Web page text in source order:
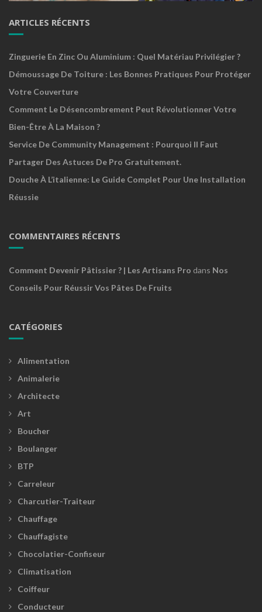
ARTICLES RÉCENTS
Zinguerie En Zinc Ou Aluminium : Quel Matériau Privilégier ?
Démoussage De Toiture : Les Bonnes Pratiques Pour Protéger
Votre Couverture
Comment Le Désencombrement Peut Révolutionner Votre
Bien-Être À La Maison ?
Service De Community Management : Pourquoi Il Faut
Partager Des Astuces De Pro Gratuitement.
Douche À L’italienne: Le Guide Complet Pour Une Installation
Réussie
COMMENTAIRES RÉCENTS
Comment Devenir Pâtissier ? | Les Artisans Pro dans Nos
Conseils Pour Réussir Vos Pâtes De Fruits
CATÉGORIES
Alimentation
Animalerie
Architecte
Art
Boucher
Boulanger
BTP
Carreleur
Charcutier-Traiteur
Chauffage
Chauffagiste
Chocolatier-Confiseur
Climatisation
Coiffeur
Conducteur